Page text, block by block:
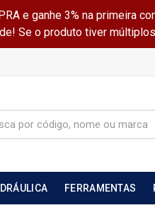
e ganhe 3% na primeira
Se o produto tiver
FERRAMENTAS